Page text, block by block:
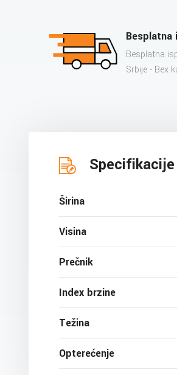
Besplatna
Besplatna
Srbije - Bex
Specifikacije
Širina
Visina
Prečnik
Index brzine
Težina
Opterećenje